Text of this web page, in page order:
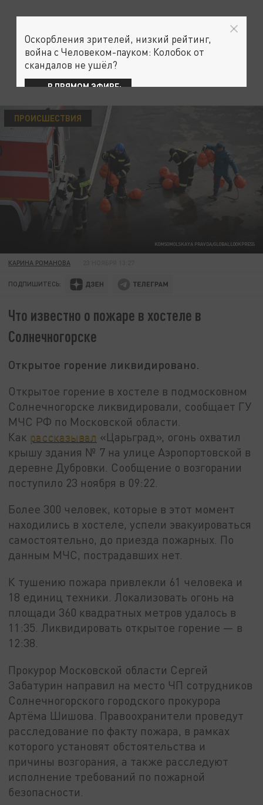
KOMSOMOLSKAYA PRAVDA/GLOBALLOOKPRESS
ПРОИСШЕСТВИЯ
КАРИНА РОМАНОВА
ПОДПИШИТЕСЬ:
Что известно о пожаре в хостеле в
Солнечногорске
Открытое горение ликвидировано.
Открытое горение в хостеле в подмосковном
Солнечногорске ликвидировали, сообщает ГУ
МЧС РФ по Московской области.
Как рассказывал «Царьград», огонь охватил
крышу здания № 7 на улице Аэропортовской в
деревне Дубровки. Сообщение о возгорании
поступило 23 ноября в 09:22.
Более 300 человек, которые в этот момент
находились в хостеле, успели эвакуироваться
самостоятельно, до приезда пожарных. По
данным МЧС, пострадавших нет.
К тушению пожара привлекли 61 человека и
18 единиц техники. Локализовать огонь на
площади 360 квадратных метров удалось в
11:35. Ликвидировать открытое горение — в
12:38.
Прокурор Московской области Сергей
Забатурин направил на место ЧП сотрудников
Солнечногорского городского прокурора
Артёма Шишова. Правоохранители проведут
расследование по факту пожара, в рамках
которого установят обстоятельства и
причины возгорания, а также расследуют
исполнение требований по пожарной
безопасности.
Оскорбления зрителей, низкий рейтинг,
война с Человеком-пауком: Колобок от
скандалов не ушёл?
В ПРЯМОМ ЭФИРЕ: